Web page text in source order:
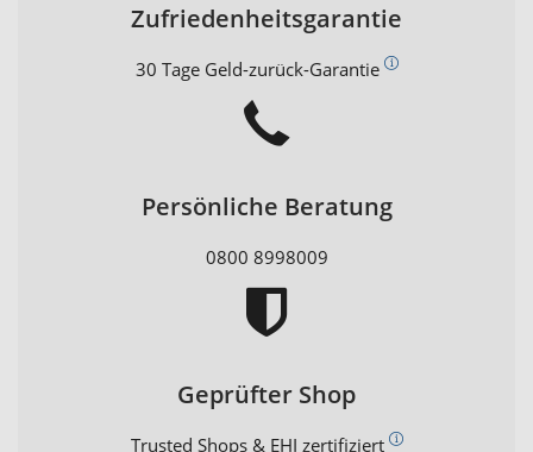
Zufriedenheitsgarantie
30 Tage Geld-zurück-Garantie
Persönliche Beratung
0800 8998009
Geprüfter Shop
Trusted Shops & EHI zertifiziert